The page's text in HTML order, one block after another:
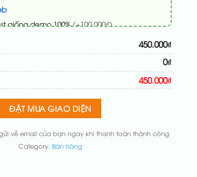
giống demo 100%(+100.000₫)
tin doanh nghiệp
theo tông của logo(+200.000₫)
và sắp xếp lại đề mục menu cho chuẩn
hệ nhanh (+50.000₫)
450.000₫
0₫
450.000₫
ĐẶT MUA GIAO DIỆN
về email của bạn ngay khi thanh toán thành công
Category: Bán hàng